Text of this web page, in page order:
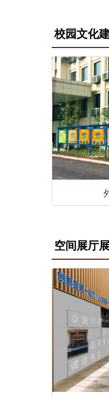
校园文化
空间展厅